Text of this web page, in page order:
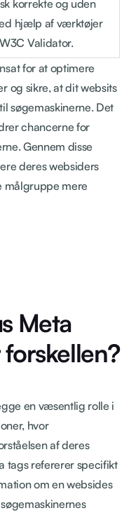
korrekte og uden
hjælp af værktøjer
Validator.
for at optimere
og sikre, at dit websits
søgemaskinerne. Det
chancerne for
Gennem disse
deres websiders
målgruppe mere
Meta
en væsentlig rolle i
hvor
af deres
tags refererer specifikt
om en websides